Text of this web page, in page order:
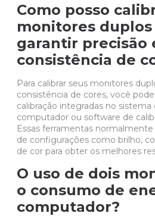
Como posso
monitores duplos
garantir precisão
consistência de
Para calibrar seus monitores
consistência de cores, você
calibração integradas no sistema
computador ou software de
Essas ferramentas
de configurações como brilho,
de cor para obter os melhores
O uso de dois
o consumo de
computador?